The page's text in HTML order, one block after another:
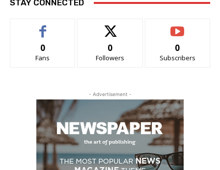
STAY CONNECTED
0
Fans
0
Followers
0
Subscribers
- Advertisement -